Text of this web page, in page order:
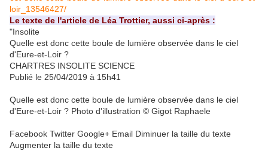
loir_13546427/
Le texte de l'article de Léa Trottier, aussi ci-après :
"Insolite
Quelle est donc cette boule de lumière observée dans le ciel
d'Eure-et-Loir ?
CHARTRES INSOLITE SCIENCE
Publié le 25/04/2019 à 15h41
Quelle est donc cette boule de lumière observée dans le ciel
d'Eure-et-Loir ? Photo d'illustration © Gigot Raphaele
Facebook Twitter Google+ Email Diminuer la taille du texte
Augmenter la taille du texte